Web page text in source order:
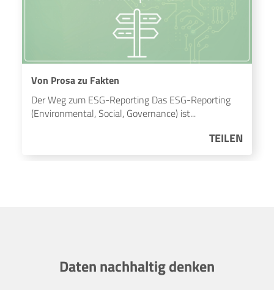
Von Prosa zu Fakten
Der Weg zum ESG-Reporting Das ESG-Reporting
(Environmental, Social, Governance) ist...
TEILEN
Daten nachhaltig denken